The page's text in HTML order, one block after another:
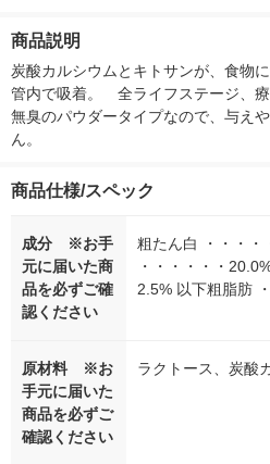
商品説明
炭酸カルシウムとキトサンが、食物
管内で吸着。　全ライフステージ、
無臭のパウダータイプなので、与え
ん。
商品仕様/スペック
成分 ※お手
元に届いた商
品を必ずご確
認ください
粗たん白 ・・・・
・・・・・・
2.5% 以下粗脂肪
原材料 ※お
手元に届いた
商品を必ずご
確認ください
ラクトース、炭酸